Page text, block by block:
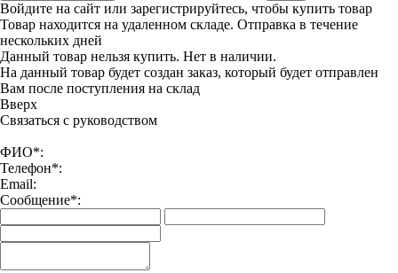
Войдите на сайт или зарегистрируйтесь, чтобы купить товар
Товар находится на удаленном складе. Отправка в течение
нескольких дней
Данный товар нельзя купить. Нет в наличии.
На данный товар будет создан заказ, который будет отправлен
Вам после поступления на склад
Вверx
Связаться с руководством
ФИО*:
Телефон*:
Email:
Сообщение*: